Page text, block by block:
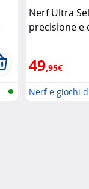
Nerf Ultra
precisione e
49,95€
Nerf e giochi